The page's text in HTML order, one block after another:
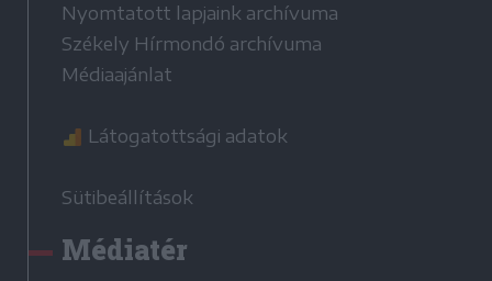
Nyomtatott lapjaink archívuma
Székely Hírmondó archívuma
Médiaajánlat
Látogatottsági adatok
Sütibeállítások
Médiatér